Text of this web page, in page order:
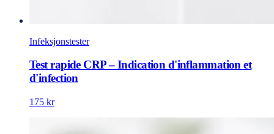
Infeksjonstester
Test rapide CRP – Indication d'inflammation et
d'infection
175 kr